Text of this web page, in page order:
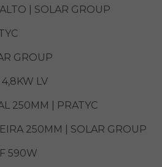
| SOLAR GROUP
GROUP
LV
250MM | PRATYC
250MM | SOLAR GROUP
590W